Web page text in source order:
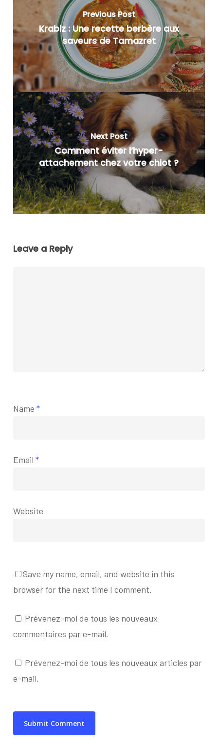
Previous Post
Krabiz : Une recette berbère aux
saveurs de Tamazret
Next Post
Comment éviter l’hyper-
attachement chez votre chiot ?
Leave a Reply
Name *
Email *
Website
Save my name, email, and website in this
browser for the next time I comment.
Prévenez-moi de tous les nouveaux
commentaires par e-mail.
Prévenez-moi de tous les nouveaux articles par
e-mail.